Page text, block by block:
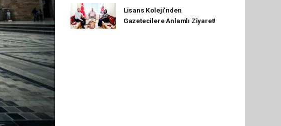
Lisans Koleji’nden
Gazetecilere Anlamlı Ziyaret!